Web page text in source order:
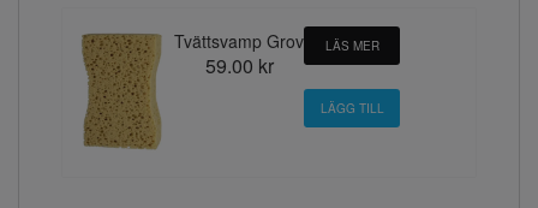
Tvättsvamp Grov
59.00 kr
LÄS MER